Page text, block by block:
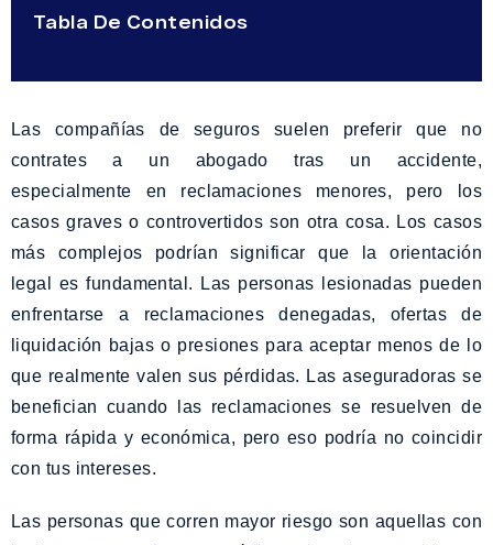
Tabla De Contenidos
Las compañías de seguros suelen preferir que no
contrates a un abogado tras un accidente,
especialmente en reclamaciones menores, pero los
casos graves o controvertidos son otra cosa. Los casos
más complejos podrían significar que la orientación
legal es fundamental. Las personas lesionadas pueden
enfrentarse a reclamaciones denegadas, ofertas de
liquidación bajas o presiones para aceptar menos de lo
que realmente valen sus pérdidas. Las aseguradoras se
benefician cuando las reclamaciones se resuelven de
forma rápida y económica, pero eso podría no coincidir
con tus intereses.
Las personas que corren mayor riesgo son aquellas con